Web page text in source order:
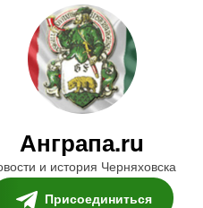
Анграпа.ru
и история Черняховска
Присоединиться